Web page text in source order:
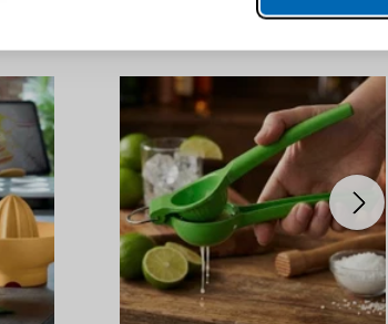
an der
Passwort